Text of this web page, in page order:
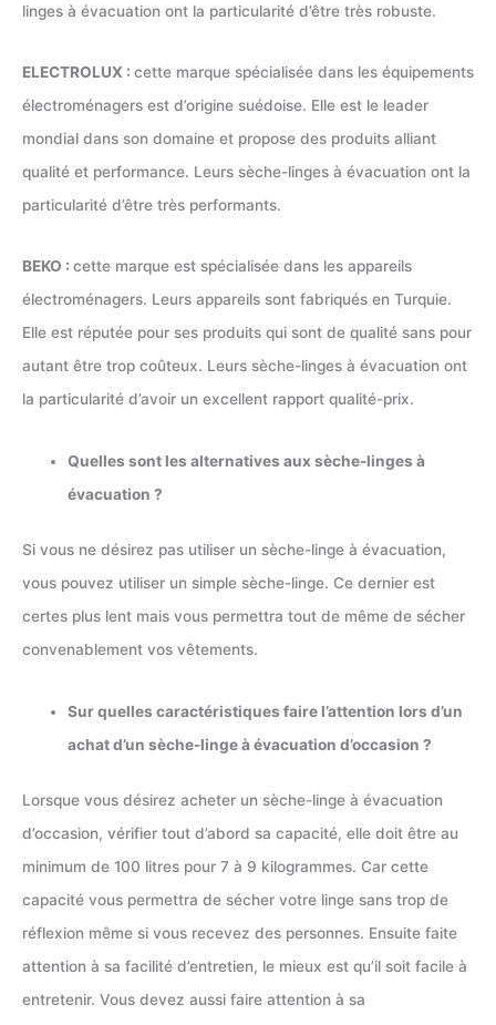
linges à évacuation ont la particularité d’être très robuste.
ELECTROLUX : cette marque spécialisée dans les équipements
électroménagers est d’origine suédoise. Elle est le leader
mondial dans son domaine et propose des produits alliant
qualité et performance. Leurs sèche-linges à évacuation ont la
particularité d’être très performants.
BEKO : cette marque est spécialisée dans les appareils
électroménagers. Leurs appareils sont fabriqués en Turquie.
Elle est réputée pour ses produits qui sont de qualité sans pour
autant être trop coûteux. Leurs sèche-linges à évacuation ont
la particularité d’avoir un excellent rapport qualité-prix.
Quelles sont les alternatives aux sèche-linges à
évacuation ?
Si vous ne désirez pas utiliser un sèche-linge à évacuation,
vous pouvez utiliser un simple sèche-linge. Ce dernier est
certes plus lent mais vous permettra tout de même de sécher
convenablement vos vêtements.
Sur quelles caractéristiques faire l’attention lors d’un
achat d’un sèche-linge à évacuation d’occasion ?
Lorsque vous désirez acheter un sèche-linge à évacuation
d’occasion, vérifier tout d’abord sa capacité, elle doit être au
minimum de 100 litres pour 7 à 9 kilogrammes. Car cette
capacité vous permettra de sécher votre linge sans trop de
réflexion même si vous recevez des personnes. Ensuite faite
attention à sa facilité d’entretien, le mieux est qu’il soit facile à
entretenir. Vous devez aussi faire attention à sa